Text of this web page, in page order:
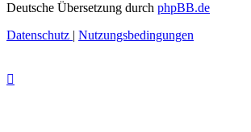
Deutsche Übersetzung durch phpBB.de
Datenschutz | Nutzungsbedingungen